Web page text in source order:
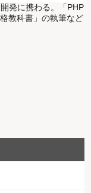
発に携わる。「PHP
教科書」の執筆など